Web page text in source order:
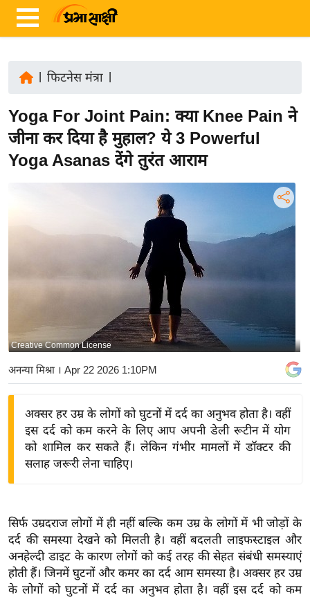
ज़ा
ख
ब
र
र्रा
बि
ज़
ने
द्यो
वि
शे
ष
ज्ञ
फिटनेस मंत्रा
Yoga For Joint Pain: क्या Knee Pain ने
जीना कर दिया है मुहाल? ये 3 Powerful
Yoga Asanas देंगे तुरंत आराम
Creative Common License
अनन्या मिश्रा । Apr 22 2026 1:10PM
अक्सर हर उम्र के लोगों को घुटनों में दर्द का अनुभव होता है। वहीं
इस दर्द को कम करने के लिए आप अपनी डेली रूटीन में योग
को शामिल कर सकते हैं। लेकिन गंभीर मामलों में डॉक्टर की
सलाह जरूरी लेना चाहिए।
सिर्फ उम्रदराज लोगों में ही नहीं बल्कि कम उम्र के लोगों में भी जोड़ों के
दर्द की समस्या देखने को मिलती है। वहीं बदलती लाइफस्टाइल और
अनहेल्दी डाइट के कारण लोगों को कई तरह की सेहत संबंधी समस्याएं
होती हैं। जिनमें घुटनों और कमर का दर्द आम समस्या है। अक्सर हर उम्र
के लोगों को घुटनों में दर्द का अनुभव होता है। वहीं इस दर्द को कम